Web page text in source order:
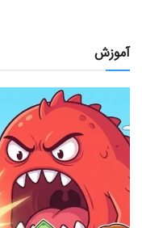
آموزش